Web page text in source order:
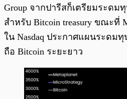
Group จากปารีสก็เตรียมระดม
สำหรับ Bitcoin treasury ขณะที่
ใน Nasdaq ประกาศแผนระดม
ถือ Bitcoin ระยะยาว